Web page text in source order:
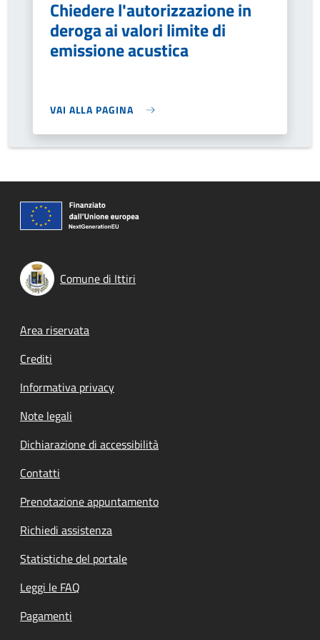
Chiedere l'autorizzazione in
deroga ai valori limite di
emissione acustica
VAI ALLA PAGINA
Comune di Ittiri
Footer menu
Area riservata
Crediti
Informativa privacy
Note legali
Dichiarazione di accessibilità
Contatti
Prenotazione appuntamento
Richiedi assistenza
Statistiche del portale
Leggi le FAQ
Pagamenti